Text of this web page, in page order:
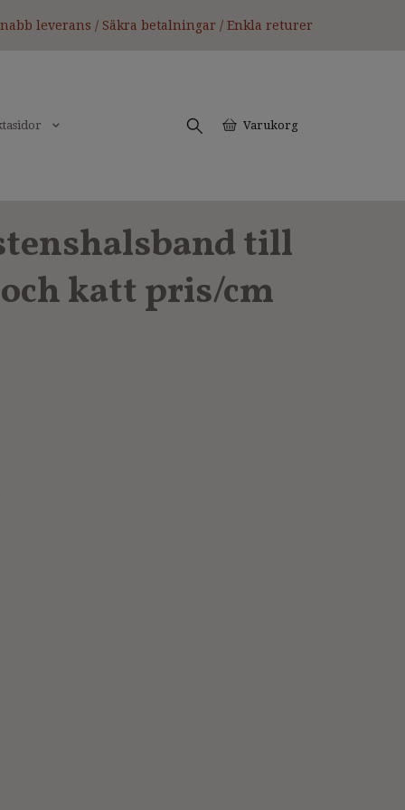
leverans / Säkra betalningar / Enkla returer
Varukorg
till
katt pris/cm